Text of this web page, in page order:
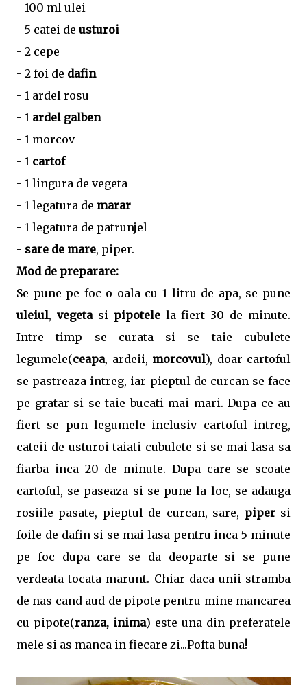
- 100 ml ulei
- 5 catei de usturoi
- 2 cepe
- 2 foi de dafin
- 1 ardel rosu
- 1 ardel galben
- 1 morcov
- 1 cartof
- 1 lingura de vegeta
- 1 legatura de marar
- 1 legatura de patrunjel
- sare de mare, piper.
Mod de preparare:
Se pune pe foc o oala cu 1 litru de apa, se pune
uleiul, vegetasi pipotele la fiert 30 de minute.
Intre timp se curata si se taie cubulete
legumele(ceapa, ardeii, morcovul), doar cartoful
se pastreaza intreg, iar pieptul de curcan se face
pe gratar si se taie bucati mai mari. Dupa ce au
fiert se pun legumele inclusiv cartoful intreg,
cateii de usturoi taiati cubulete si se mai lasa sa
fiarba inca 20 de minute. Dupa care se scoate
cartoful, se paseaza si se pune la loc, se adauga
rosiile pasate, pieptul de curcan, sare, pipersi
foile de dafin si se mai lasa pentru inca 5 minute
pe foc dupa care se da deoparte si se pune
verdeata tocata marunt. Chiar daca unii stramba
de nas cand aud de pipote pentru mine mancarea
cu pipote(ranza, inima) este una din preferatele
mele si as manca in fiecare zi...Pofta buna!